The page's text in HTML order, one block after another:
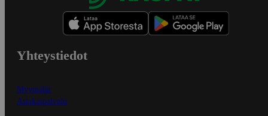
Yhteystiedot
Myymälät
Asiakaspalvelu